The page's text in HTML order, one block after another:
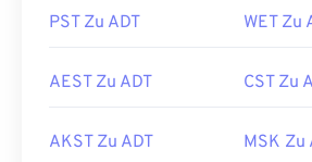
PST Zu ADT WET Zu
AEST Zu ADT CST Zu
AKST Zu ADT MSK Zu